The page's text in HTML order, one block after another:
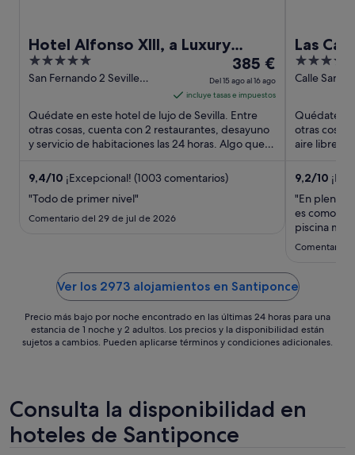
Hotel Alfonso XIII, a Luxury
Collection Hotel, Seville
5
out
5
San Fernando 2 Seville
El
precio
es
de
385 €
por
385 €
Del 15 ago al 16 ago
incluye tasas e impuestos
Quédate en este hotel de lujo de Sevilla. Entre
otras cosas, cuenta con 2 restaurantes, desayuno
y servicio de habitaciones las 24 horas. Algo que
9,4/10 ¡Excepcional! (1003 comentarios)
"Todo de primer nivel"
Comentario del 29 de jul de 2026
Las
4
out
5
Calle Santa
Quédate
otras
aire libre y
9,2/10
"En plena
es como un
piscina
experiencia
Comentario
Ver los 2973 alojamientos en Santiponce
Precio más bajo por noche encontrado en las últimas 24 horas para una
estancia de 1 noche y 2 adultos. Los precios y la disponibilidad están
sujetos a cambios. Pueden aplicarse términos y condiciones adicionales.
Consulta la disponibilidad en
hoteles de Santiponce